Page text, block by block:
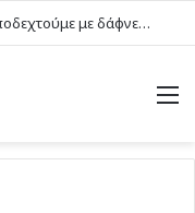
Μ. Πόκκιας στον topfm: «Θα τους υποδεχτούμε με δάφνες και πικροδάφνες» –Η ειρωνική “υποδοχή” στον υβριδικό σταθμό (ηχητικό)